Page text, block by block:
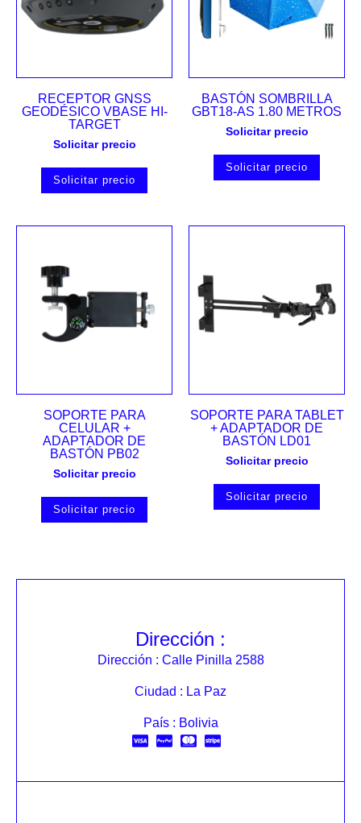
RECEPTOR GNSS
GEODÉSICO VBASE HI-
TARGET
Solicitar precio
Solicitar precio
BASTÓN SOMBRILLA
GBT18-AS 1.80 METROS
Solicitar precio
Solicitar precio
SOPORTE PARA
CELULAR +
ADAPTADOR DE
BASTÓN PB02
Solicitar precio
Solicitar precio
SOPORTE PARA TABLET
+ ADAPTADOR DE
BASTÓN LD01
Solicitar precio
Solicitar precio
Dirección :
Dirección : Calle Pinilla 2588
Ciudad : La Paz
País : Bolivia